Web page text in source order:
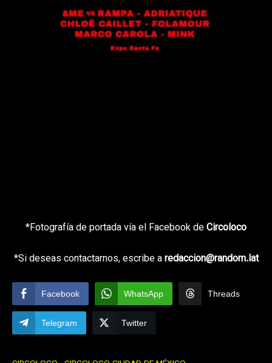
*Fotografía de portada vía el Facebook deCircoloco
*Si deseas contactarnos, escribe aredaccion@random.lat
Facebook WhatsApp Threads
Telegram Twitter